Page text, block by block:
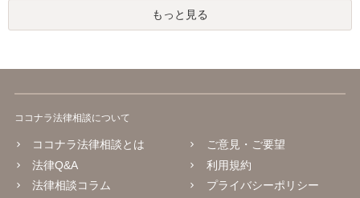
もっと見る
ココナラ法律相談について
ココナラ法律相談とは
法律Q&A
法律相談コラム
ご意見・ご要望
利用規約
プライバシーポリシー